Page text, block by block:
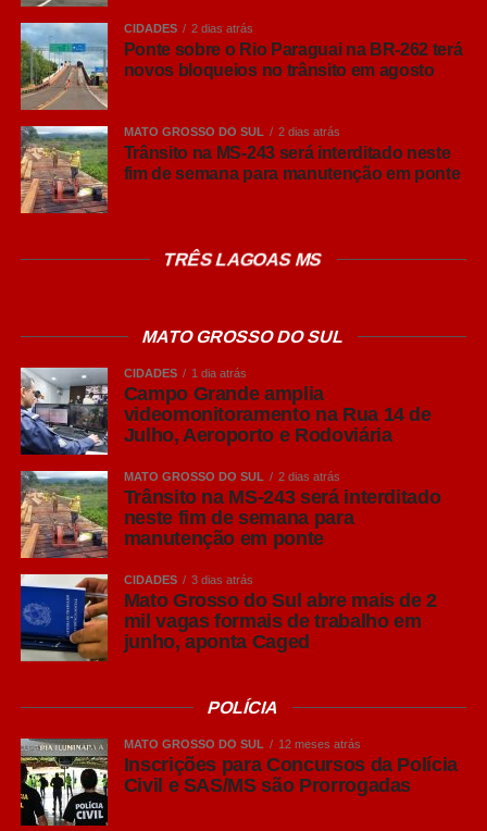
serve de munição para adversários em seus discursos no
parlamento estadual. Por sua vez, o Governo é cauteloso
nesta tratativa.
‘CALMA’:Para os observadores, o Governo precisa e
deve olhar o Estado como um todo, sem deixar de medir
o tamanho de seu lençol. A crítica – ao longo da história
do Mato Grosso do Sul, não perdoou nenhum de seus
em nome dos interesses de lideranças políticas.
Marcelo Miranda, Pedro Pedrossian, Wilson
Reinaldo Azambuja – cada qual com seus méritos e nem
por isso passaram intocáveis em matéria de críticas pelos
funcionários. Em ano eleitoral, a questão financeira aflora
e ganha prioridade nas falas oposicionistas.
diz: faz parte.
Leia Também: Quando o PT sairá do
Governo do PSDB?
GOVERNABILIDADE:Um deputado lembrando que em
2023 o reajuste geral anual foi de 5% – em 2025 foi de
de Responsabilidade Fiscal. Esse reajuste de 3,81% terá
um impacto R$353,5 milhões em 2026 – C$ 473,5
milhões em 2027 e R$490,1 milhões em 2028.
‘VOLEIBOL’:
CIDADES 2 dias atrás
Ponte sobre o Rio Paraguai na BR-262 terá
novos bloqueios no trânsito em agosto
MATO GROSSO DO SUL 2 dias atrás
Trânsito na MS-243 será interditado neste
fim de semana para manutenção em ponte
TRÊS LAGOAS MS
MATO GROSSO DO SUL
CIDADES 1 dia atrás
Campo Grande amplia
videomonitoramento na Rua 14 de
Julho, Aeroporto e Rodoviária
MATO GROSSO DO SUL 2 dias atrás
Trânsito na MS-243 será interditado
neste fim de semana para
manutenção em ponte
CIDADES 3 dias atrás
Mato Grosso do Sul abre mais de 2
mil vagas formais de trabalho em
junho, aponta Caged
POLÍCIA
MATO GROSSO DO SUL 12 meses atrás
Inscrições para Concursos da Polícia
Civil e SAS/MS são Prorrogadas